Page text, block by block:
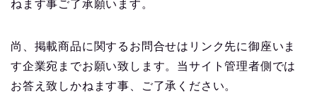
ねます事ご了承願います。
尚、掲載商品に関するお問合せはリンク先に御座いま
す企業宛までお願い致します。当サイト管理者側では
お答え致しかねます事、ご了承ください。